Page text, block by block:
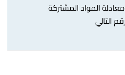
المواد المشتركة
التالي